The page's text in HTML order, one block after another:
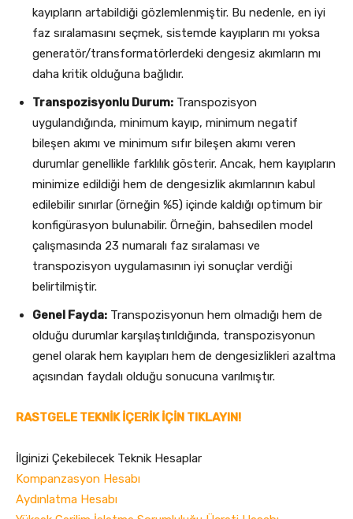
kayıpların artabildiği gözlemlenmiştir. Bu nedenle, en iyi
faz sıralamasını seçmek, sistemde kayıpların mı yoksa
generatör/transformatörlerdeki dengesiz akımların mı
daha kritik olduğuna bağlıdır.
Transpozisyonlu Durum: Transpozisyon
uygulandığında, minimum kayıp, minimum negatif
bileşen akımı ve minimum sıfır bileşen akımı veren
durumlar genellikle farklılık gösterir. Ancak, hem kayıpların
minimize edildiği hem de dengesizlik akımlarının kabul
edilebilir sınırlar (örneğin %5) içinde kaldığı optimum bir
konfigürasyon bulunabilir. Örneğin, bahsedilen model
çalışmasında 23 numaralı faz sıralaması ve
transpozisyon uygulamasının iyi sonuçlar verdiği
belirtilmiştir.
Genel Fayda: Transpozisyonun hem olmadığı hem de
olduğu durumlar karşılaştırıldığında, transpozisyonun
genel olarak hem kayıpları hem de dengesizlikleri azaltma
açısından faydalı olduğu sonucuna varılmıştır.
RASTGELE TEKNİK İÇERİK İÇİN TIKLAYIN!
İlginizi Çekebilecek Teknik Hesaplar
Kompanzasyon Hesabı
Aydınlatma Hesabı